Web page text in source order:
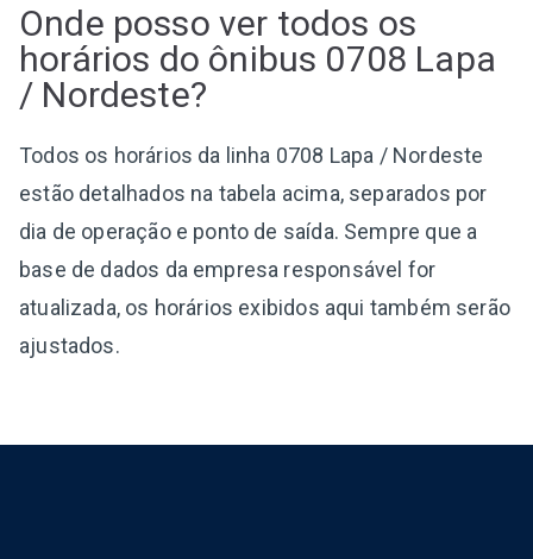
Onde posso ver todos os
horários do ônibus 0708 Lapa
/ Nordeste?
Todos os horários da linha 0708 Lapa / Nordeste
estão detalhados na tabela acima, separados por
dia de operação e ponto de saída. Sempre que a
base de dados da empresa responsável for
atualizada, os horários exibidos aqui também serão
ajustados.